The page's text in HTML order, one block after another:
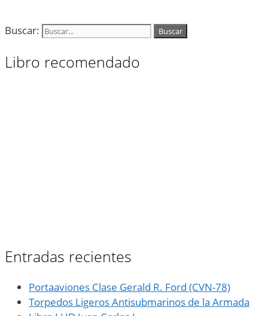
Buscar:
Libro recomendado
Entradas recientes
Portaaviones Clase Gerald R. Ford (CVN-78)
Torpedos Ligeros Antisubmarinos de la Armada